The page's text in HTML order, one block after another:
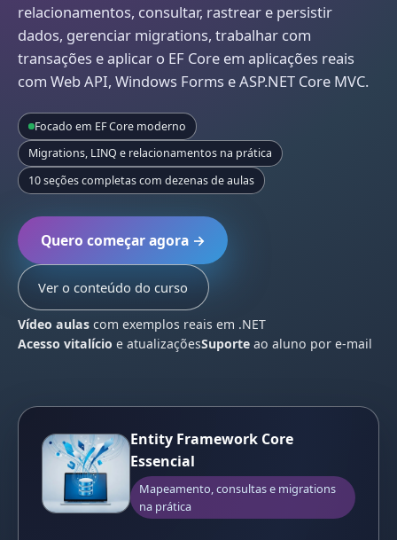
relacionamentos, consultar, rastrear e persistir
dados, gerenciar migrations, trabalhar com
transações e aplicar o EF Core em aplicações reais
com Web API, Windows Forms e ASP.NET Core MVC.
Focado em EF Core moderno
Migrations, LINQ e relacionamentos na prática
10 seções completas com dezenas de aulas
Quero começar agora →
Ver o conteúdo do curso
Vídeo aulas com exemplos reais em .NET
Acesso vitalício e atualizaçõesSuporte ao aluno por e-mail
Entity Framework Core
Essencial
Mapeamento, consultas e migrations
na prática